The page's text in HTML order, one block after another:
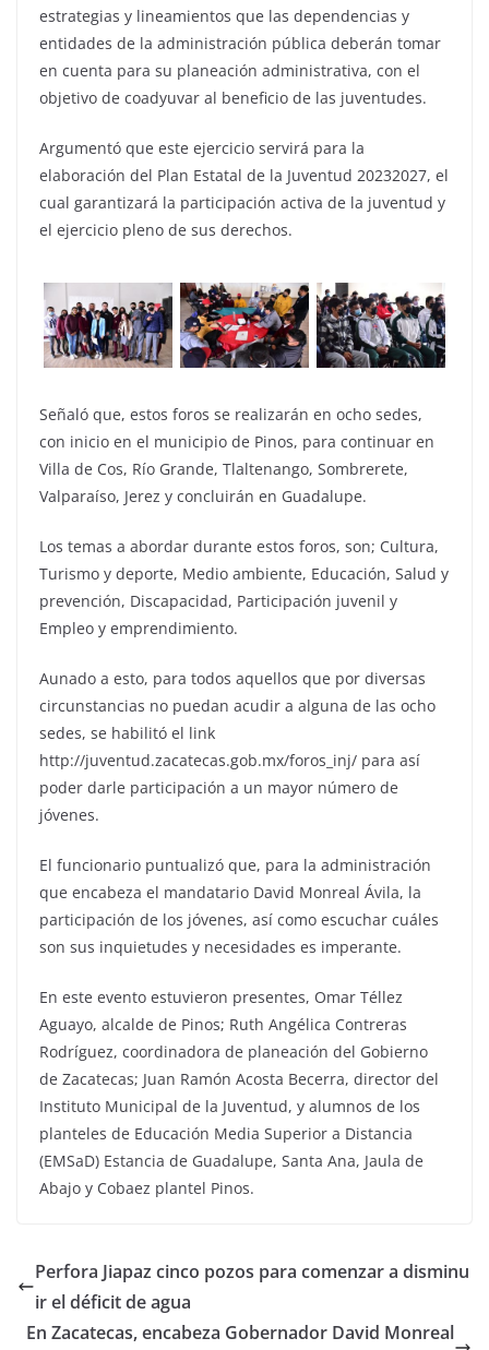
estrategias y lineamientos que las dependencias y
entidades de la administración pública deberán tomar
en cuenta para su planeación administrativa, con el
objetivo de coadyuvar al beneficio de las juventudes.
Argumentó que este ejercicio servirá para la
elaboración del Plan Estatal de la Juventud 20232027, el
cual garantizará la participación activa de la juventud y
el ejercicio pleno de sus derechos.
Señaló que, estos foros se realizarán en ocho sedes,
con inicio en el municipio de Pinos, para continuar en
Villa de Cos, Río Grande, Tlaltenango, Sombrerete,
Valparaíso, Jerez y concluirán en Guadalupe.
Los temas a abordar durante estos foros, son; Cultura,
Turismo y deporte, Medio ambiente, Educación, Salud y
prevención, Discapacidad, Participación juvenil y
Empleo y emprendimiento.
Aunado a esto, para todos aquellos que por diversas
circunstancias no puedan acudir a alguna de las ocho
sedes, se habilitó el link
http://juventud.zacatecas.gob.mx/foros_inj/ para así
poder darle participación a un mayor número de
jóvenes.
El funcionario puntualizó que, para la administración
que encabeza el mandatario David Monreal Ávila, la
participación de los jóvenes, así como escuchar cuáles
son sus inquietudes y necesidades es imperante.
En este evento estuvieron presentes, Omar Téllez
Aguayo, alcalde de Pinos; Ruth Angélica Contreras
Rodríguez, coordinadora de planeación del Gobierno
de Zacatecas; Juan Ramón Acosta Becerra, director del
Instituto Municipal de la Juventud, y alumnos de los
planteles de Educación Media Superior a Distancia
(EMSaD) Estancia de Guadalupe, Santa Ana, Jaula de
Abajo y Cobaez plantel Pinos.
Perfora Jiapaz cinco pozos para comenzar a disminu
ir el déficit de agua
En Zacatecas, encabeza Gobernador David Monreal